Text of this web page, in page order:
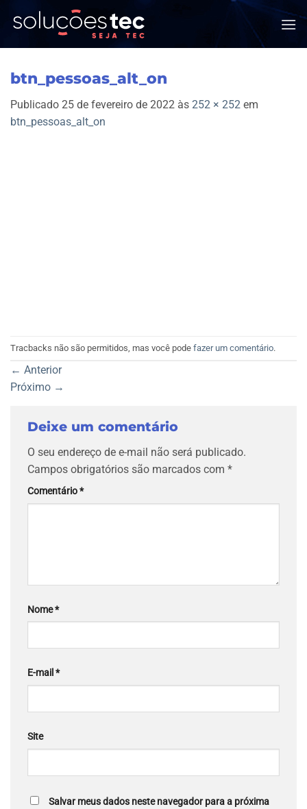
btn_pessoas_alt_on
Publicado 25 de fevereiro de 2022 às 252 × 252 em
btn_pessoas_alt_on
Tracbacks não são permitidos, mas você pode fazer um comentário.
← Anterior
Próximo →
Deixe um comentário
O seu endereço de e-mail não será publicado.
Campos obrigatórios são marcados com *
Comentário*
Nome*
E-mail*
Site
Salvar meus dados neste navegador para a próxima